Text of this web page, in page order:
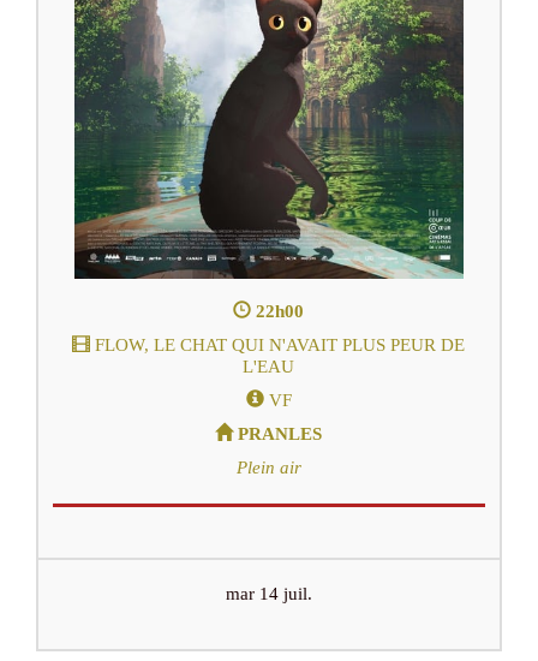
22h00
FLOW, LE CHAT QUI N'AVAIT PLUS PEUR DE
L'EAU
VF
PRANLES
Plein air
mar 14 juil.